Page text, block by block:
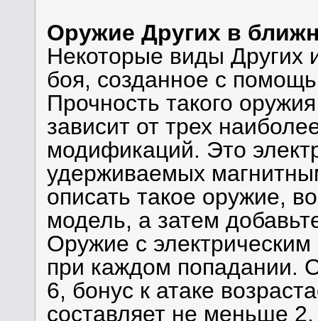
Оружие Других в
Некоторые виды Других
боя, созданное с
Прочность такого
зависит от трех
модификаций. Это
удерживаемых
описать такое оружие,
модель, а затем
Оружие с
при каждом попадании.
6, бонус к атаке
составляет не меньше